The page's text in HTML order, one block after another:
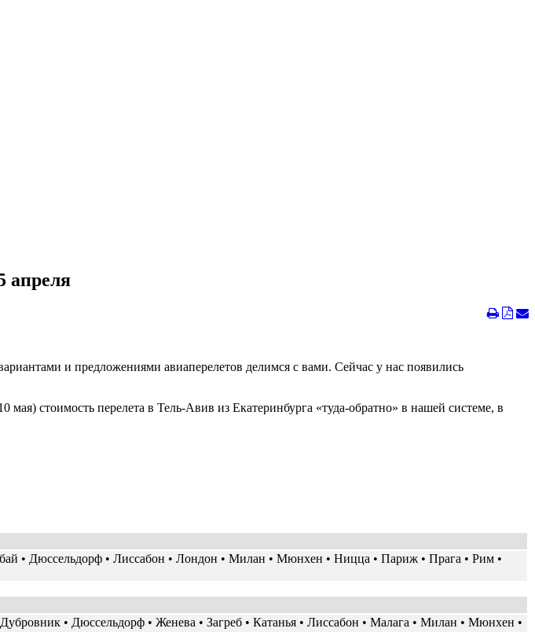
апреля
и предложениями авиаперелетов делимся с вами. Сейчас у нас появились
мая) стоимость перелета в Тель-Авив из Екатеринбурга «туда-обратно» в нашей системе, в
• Дюссельдорф • Лиссабон • Лондон • Милан • Мюнхен • Ницца • Париж • Прага • Рим •
• Дюссельдорф • Женева • Загреб • Катанья • Лиссабон • Малага • Милан • Мюнхен •